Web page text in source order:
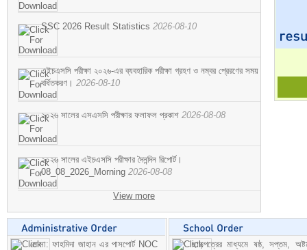
SSC 2026 Result Statistics 2026-08-10
এইচএসসি পরীক্ষা ২০২৬-এর ব্যবহারিক পরীক্ষা গ্রহণ ও নম্বর প্রেরণের সময়
বর্ধিতকরণ। 2026-08-10
২০২৬ সালের এসএসসি পরীক্ষার ফলাফল প্রকাশ 2026-08-08
২০২৬ সালের এইচএসসি পরীক্ষার দৈনন্দিন রিপোর্ট।
08_08_2026_Morning 2026-08-08
View more
মোসা: ফাহমিদা জাহান এর পাসপোর্ট NOC
ছাড়পত্রের মাধ্যমে ষষ্ঠ, সপ্তম,